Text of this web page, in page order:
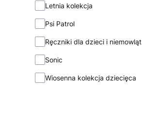
Letnia kolekcja
Psi Patrol
Ręczniki dla dzieci i niemowląt
Sonic
Wiosenna kolekcja dziecięca